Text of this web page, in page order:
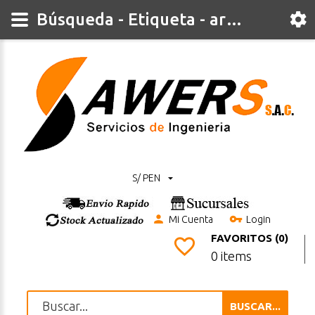
S/ PEN
Mi Cuenta Login
FAVORITOS (0)
0 items
BUSCAR...
Búsqueda - Etiqueta - artillery